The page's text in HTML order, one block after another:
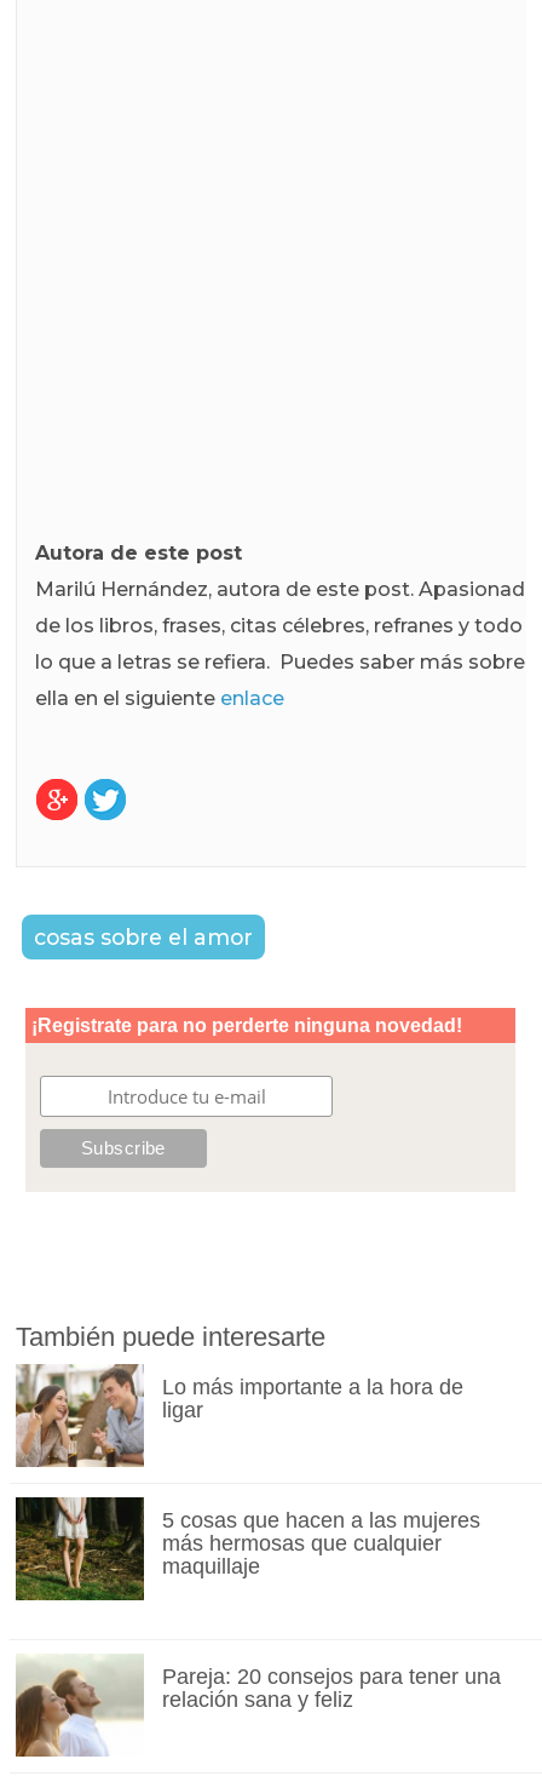
Autora de este post
Marilú Hernández, autora de este post. Apasionada
de los libros, frases, citas célebres, refranes y todo
lo que a letras se refiera. Puedes saber más sobre
ella en el siguiente enlace
cosas sobre el amor
También puede interesarte
Lo más importante a la hora de
ligar
5 cosas que hacen a las mujeres
más hermosas que cualquier
maquillaje
Pareja: 20 consejos para tener una
relación sana y feliz